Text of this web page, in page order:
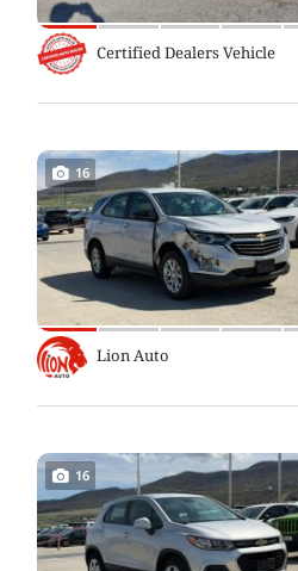
Certified Dealers Vehicle
16
Lion Auto
16